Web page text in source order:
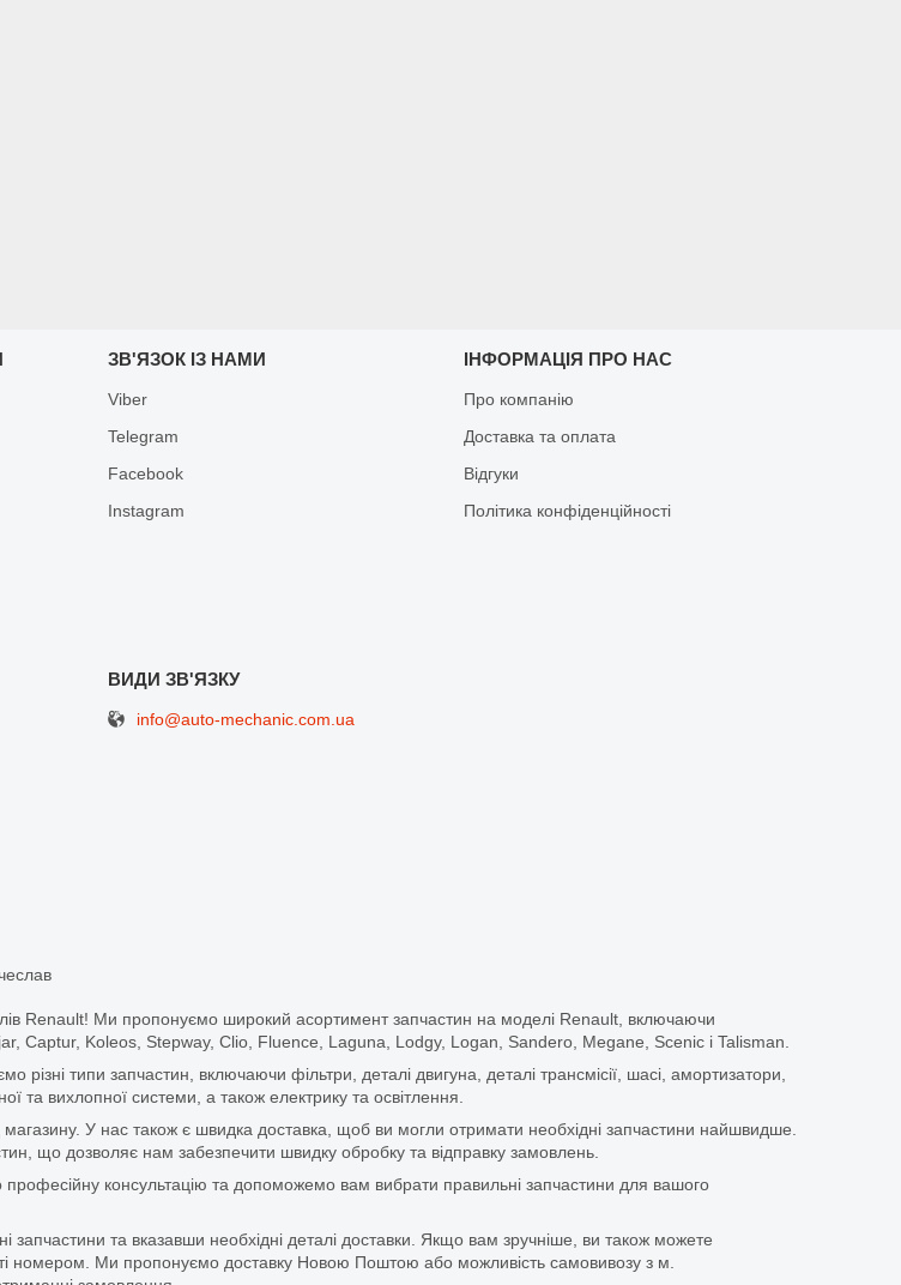
ЗВ'ЯЗОК ІЗ НАМИ
Viber
Telegram
Facebook
Іnstagram
ІНФОРМАЦІЯ ПРО НАС
Про компанію
Доставка та оплата
Відгуки
Політика конфіденційності
info@auto-mechanic.com.ua
Renault! Ми пропонуємо широкий асортимент запчастин на моделі Renault, включаючи
Captur, Koleos, Stepway, Clio, Fluence, Laguna, Lodgy, Logan, Sandero, Megane, Scenic і Talisman.
типи запчастин, включаючи фільтри, деталі двигуна, деталі трансмісії, шасі, амортизатори,
вихлопної системи, а також електрику та освітлення.
магазину. У нас також є швидка доставка, щоб ви могли отримати необхідні запчастини найшвидше.
що дозволяє нам забезпечити швидку обробку та відправку замовлень.
консультацію та допоможемо вам вибрати правильні запчастини для вашого
та вказавши необхідні деталі доставки. Якщо вам зручніше, ви також можете
номером. Ми пропонуємо доставку Новою Поштою або можливість самовивозу з м.